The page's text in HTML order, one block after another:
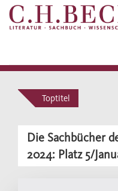
Toptitel
Die Sachbücher
2024: Platz 5/